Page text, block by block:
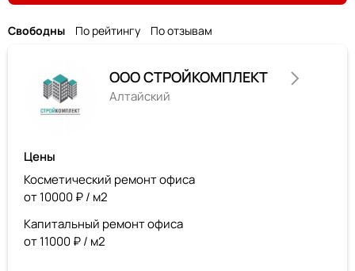
Свободны По рейтингу По отзывам
ООО СТРОЙКОМПЛЕКТ
Алтайский
Цены
Косметический ремонт офиса
от 10000 ₽ / м2
Капитальный ремонт офиса
от 11000 ₽ / м2